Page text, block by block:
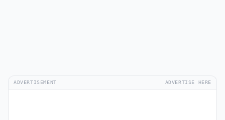
ADVERTISEMENT ADVERTISE HERE